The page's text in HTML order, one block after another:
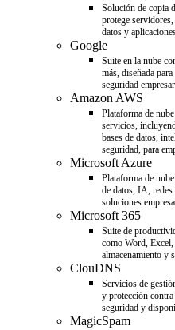
Solución de copia
protege
datos y
Google
Suite en la nube
más, diseñada
seguridad
Amazon AWS
Plataforma de
servicios,
bases de datos,
seguridad, para
Microsoft Azure
Plataforma de
de datos, IA, redes
soluciones
Microsoft 365
Suite de
como Word,
almacenamiento y
ClouDNS
Servicios de
y protección
seguridad y
MagicSpam